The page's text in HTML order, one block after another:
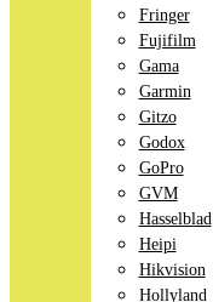
Fringer
Fujifilm
Gama
Garmin
Gitzo
Godox
GoPro
GVM
Hasselblad
Heipi
Hikvision
Hollyland